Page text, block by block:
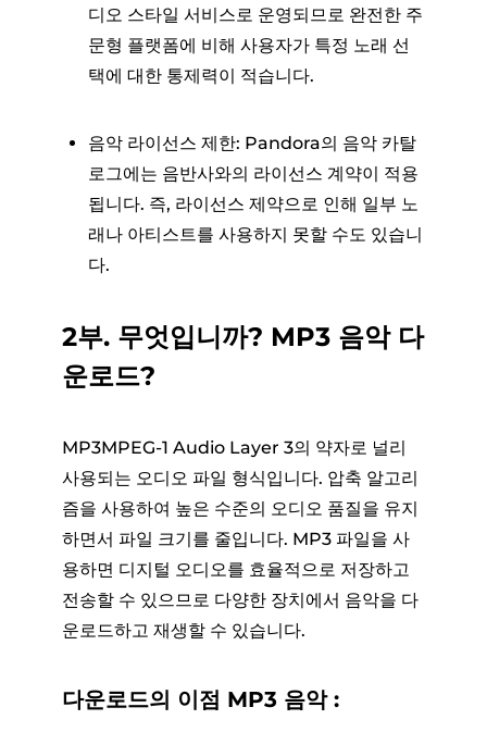
디오 스타일 서비스로 운영되므로 완전한 주
문형 플랫폼에 비해 사용자가 특정 노래 선
택에 대한 통제력이 적습니다.
음악 라이선스 제한: Pandora의 음악 카탈
로그에는 음반사와의 라이선스 계약이 적용
됩니다. 즉, 라이선스 제약으로 인해 일부 노
래나 아티스트를 사용하지 못할 수도 있습니
다.
2부. 무엇입니까? MP3 음악 다
운로드?
MP3MPEG-1 Audio Layer 3의 약자로 널리
사용되는 오디오 파일 형식입니다. 압축 알고리
즘을 사용하여 높은 수준의 오디오 품질을 유지
하면서 파일 크기를 줄입니다. MP3 파일을 사
용하면 디지털 오디오를 효율적으로 저장하고
전송할 수 있으므로 다양한 장치에서 음악을 다
운로드하고 재생할 수 있습니다.
다운로드의 이점 MP3 음악 :